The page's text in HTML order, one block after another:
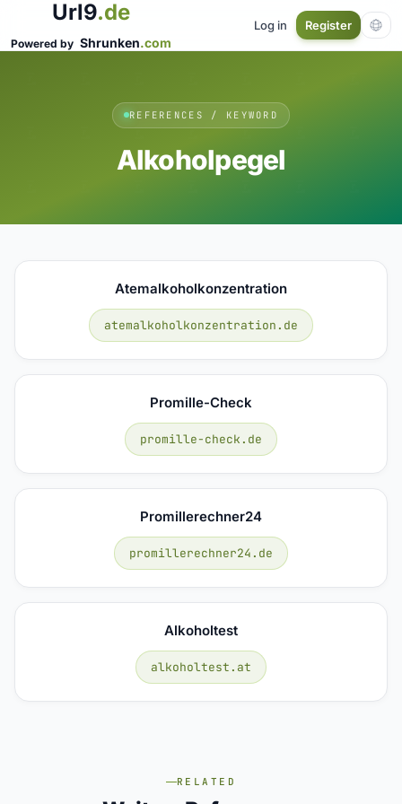
Url9.de
Powered by Shrunken.com
Log in Register
REFERENCES / KEYWORD
Alkoholpegel
Atemalkoholkonzentration
atemalkoholkonzentration.de
Promille-Check
promille-check.de
Promillerechner24
promillerechner24.de
Alkoholtest
alkoholtest.at
RELATED